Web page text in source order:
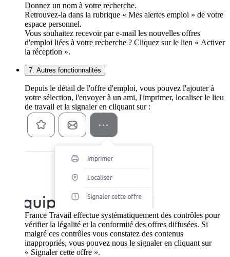
Donnez un nom à votre recherche.
Retrouvez-la dans la rubrique « Mes alertes emploi » de votre
espace personnel.
Vous souhaitez recevoir par e-mail les nouvelles offres
d'emploi liées à votre recherche ? Cliquez sur le lien « Activer
la réception ».
7. Autres fonctionnalités
Depuis le détail de l'offre d'emploi, vous pouvez l'ajouter à
votre sélection, l'envoyer à un ami, l'imprimer, localiser le lieu
de travail et la signaler en cliquant sur :
France Travail effectue systématiquement des contrôles pour
vérifier la légalité et la conformité des offres diffusées. Si
malgré ces contrôles vous constatez des contenus
inappropriés, vous pouvez nous le signaler en cliquant sur
« Signaler cette offre ».